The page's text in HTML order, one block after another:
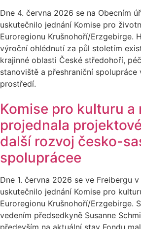
Dne 4. června 2026 se na Obecním
uskutečnilo jednání Komise pro
Euroregionu Krušnohoří/Erzgebirge.
výroční ohlédnutí za půl stoletím
krajinné oblasti České středohoří,
stanoviště a přeshraniční
prostředí.
Komise pro kulturu a
projednala
další rozvoj česko-
spoluprácee
Dne 1. června 2026 se ve Freibergu
uskutečnilo jednání Komise pro
Euroregionu Krušnohoří/Erzgebirge.
vedením předsedkyně Susanne
především na aktuální stav Fondu